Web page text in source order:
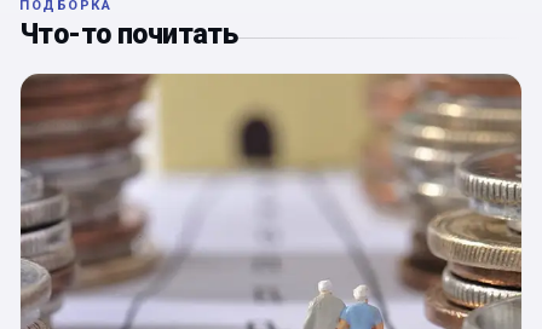
ПОДБОРКА
Что-то почитать